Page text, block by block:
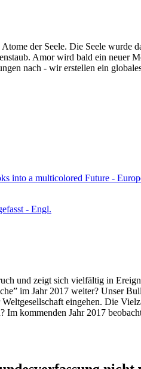
der Seele. Die Seele wurde
Amor wird bald ein neuer
nach - wir erstellen ein
into a multicolored Future -
- Engl.
und zeigt sich vielfältig in
im Jahr 2017 weiter? Unser
eingehen. Die
Im kommenden Jahr 2017